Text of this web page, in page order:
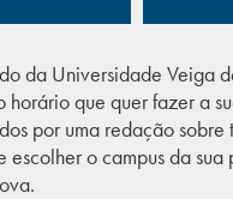
da Universidade Veiga
horário que quer fazer a
por uma redação sobre
o campus da sua